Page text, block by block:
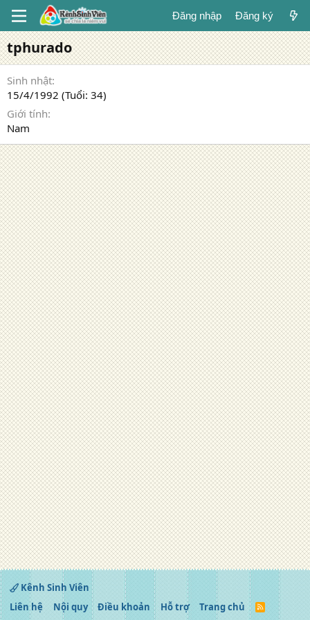
Đăng nhập Đăng ký
tphurado
Sinh nhật
15/4/1992 (Tuổi: 34)
Giới tính
Nam
Kênh Sinh Viên
Liên hệ
Nội quy Điều khoản Hỗ trợ Trang chủ
R